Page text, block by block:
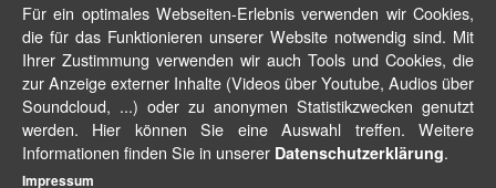
Für ein optimales Webseiten-Erlebnis verwenden wir Cookies,
die für das Funktionieren unserer Website notwendig sind. Mit
Ihrer Zustimmung verwenden wir auch Tools und Cookies, die
zur Anzeige externer Inhalte (Videos über Youtube, Audios über
Soundcloud, ...) oder zu anonymen Statistikzwecken genutzt
werden. Hier können Sie eine Auswahl treffen. Weitere
Informationen finden Sie in unserer Datenschutzerklärung.
Impressum